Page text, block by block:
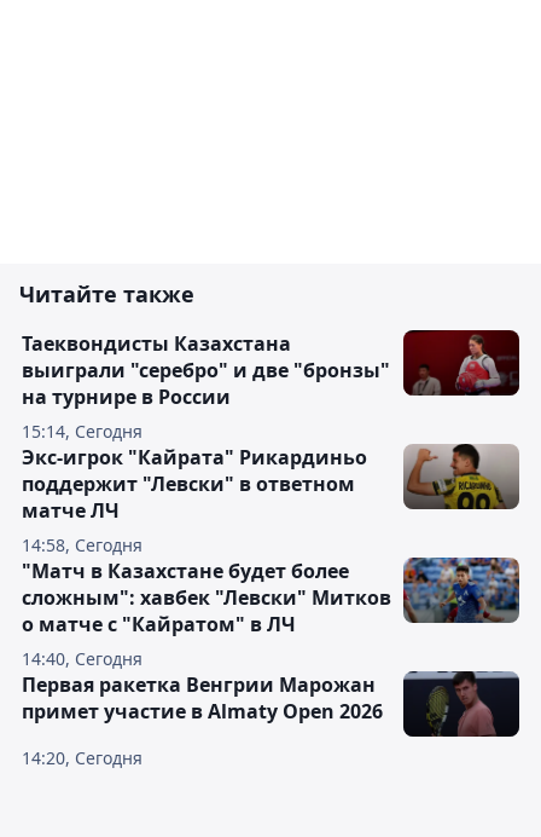
Читайте также
15:14, Сегодня
Таеквондисты Казахстана
выиграли "серебро" и две "бронзы"
на турнире в России
14:58, Сегодня
Экс-игрок "Кайрата" Рикардиньо
поддержит "Левски" в ответном
матче ЛЧ
14:40, Сегодня
"Матч в Казахстане будет более
сложным": хавбек "Левски" Митков
о матче с "Кайратом" в ЛЧ
14:20, Сегодня
Первая ракетка Венгрии Марожан
примет участие в Almaty Open 2026